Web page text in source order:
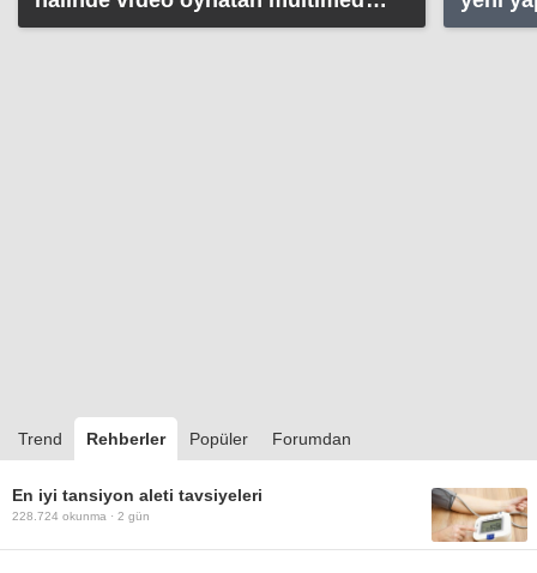
ekranlar yasak
Trend Rehberler Popüler Forumdan
En iyi tansiyon aleti tavsiyeleri
228.724 okunma · 2 gün